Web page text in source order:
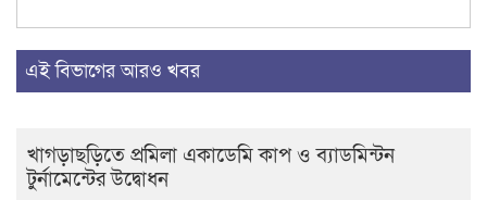
এই বিভাগের আরও খবর
খাগড়াছড়িতে প্রমিলা একাডেমি কাপ ও ব্যাডমিন্টন
টুর্নামেন্টের উদ্বোধন